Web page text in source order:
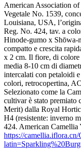
American Association
Vegetale No. 1539,
Louisiana, USA,
Reg. No. 424, tav. a
Hinode-gumo x Shōwa-
compatto e crescita
x 2 cm. Il fiore, di
media 8-10 cm di
intercalati con petaloidi
colori, retrocopertina,
Selezionato come la
cultivar è stato
Merit) dalla Royal
H4 (resistente: inverno
424. American
https://